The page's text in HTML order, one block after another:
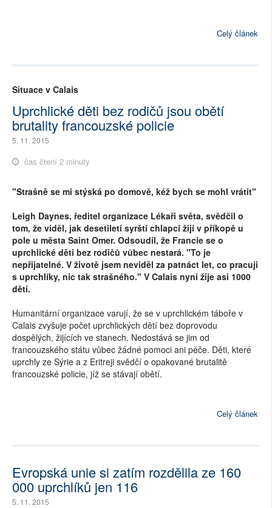
Celý článek
Situace v Calais
Uprchlické děti bez rodičů jsou obětí
brutality francouzské policie
5. 11. 2015
čas čtení 2 minuty
"Strašně se mi stýská po domově, kéž bych se mohl vrátit"
Leigh Daynes, ředitel organizace Lékaři světa, svědčil o
tom, že viděl, jak desetiletí syrští chlapci žijí v příkopě u
pole u města Saint Omer. Odsoudil, že Francie se o
uprchlické děti bez rodičů vůbec nestará. "To je
nepřijatelné. V životě jsem neviděl za patnáct let, co pracuji
s uprchlíky, nic tak strašného." V Calais nyní žije asi 1000
dětí.
Humanitární organizace varují, že se v uprchlickém táboře v
Calais zvyšuje počet uprchlických dětí bez doprovodu
dospělých, žijících ve stanech. Nedostává se jim od
francouzského státu vůbec žádné pomoci ani péče. Děti, které
uprchly ze Sýrie a z Eritreji svědčí o opakované brutalitě
francouzské policie, jíž se stávají obětí.
Celý článek
Evropská unie si zatím rozdělila ze 160
000 uprchlíků jen 116
5. 11. 2015